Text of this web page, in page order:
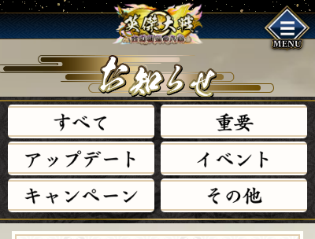
すべて 重要
アップデート イベント
キャンペーン その他